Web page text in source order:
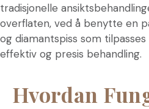
tradisjonelle
overflaten, ved å benytte en
og diamantspiss som
effektiv og presis behandling.
Hvordan